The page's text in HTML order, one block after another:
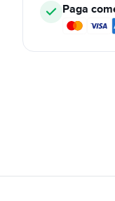
Paga